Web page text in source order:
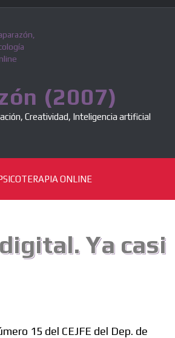
(2007)
Creatividad, Inteligencia artificial
ONLINE
Ya casi
15 del CEJFE del Dep. de